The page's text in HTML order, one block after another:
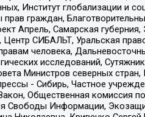
Институт глобализации и
граждан,
Апрель, Самарская
СИБАЛЬТ, Уральская
человека,
исследований,
Министров северных
- Сибирь, Частное
Общественная комиссия
Свободы Информации,